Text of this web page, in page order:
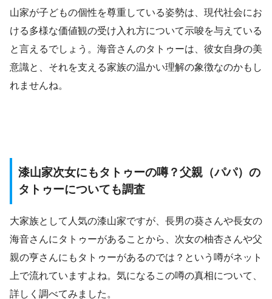
山家が子どもの個性を尊重している姿勢は、現代社会にお
ける多様な価値観の受け入れ方について示唆を与えている
と言えるでしょう。海音さんのタトゥーは、彼女自身の美
意識と、それを支える家族の温かい理解の象徴なのかもし
れませんね。
漆山家次女にもタトゥーの噂？父親（パパ）の
タトゥーについても調査
大家族として人気の漆山家ですが、長男の葵さんや長女の
海音さんにタトゥーがあることから、次女の柚杏さんや父
親の亨さんにもタトゥーがあるのでは？という噂がネット
上で流れていますよね。気になるこの噂の真相について、
詳しく調べてみました。